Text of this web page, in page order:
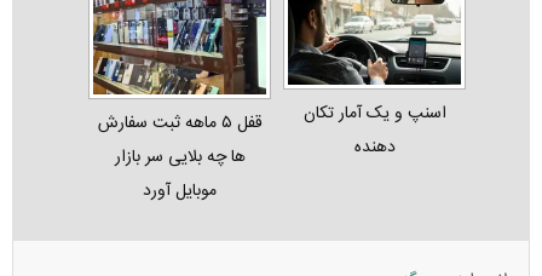
اسنپ و یک آمار تکان‌
دهنده
قفل ۵ ماهه ثبت‌ سفارش‌
ها چه بلایی سر بازار
موبایل آورد